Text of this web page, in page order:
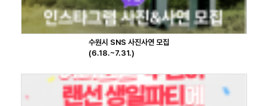
수원시 SNS 사진사연 모집
(6.18.~7.31.)